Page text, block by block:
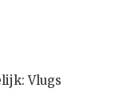
Vlugs